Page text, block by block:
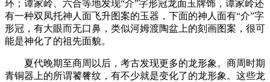
环；谭家岭、六合等地发现“介”字形冠龙面玉牌饰，谭家岭还
有一种双凤托神人面飞升图案的玉器，下面的神人面有“介”字
形冠，有大眼而无口鼻，类似河姆渡陶盆上的刻画图案，很可
能是神化了的祖先面貌。
夏代晚期至商周以后，考古发现更多的龙形象。商周时期
青铜器上的所谓饕餮纹，有不少就是变化了的龙形象。这些龙